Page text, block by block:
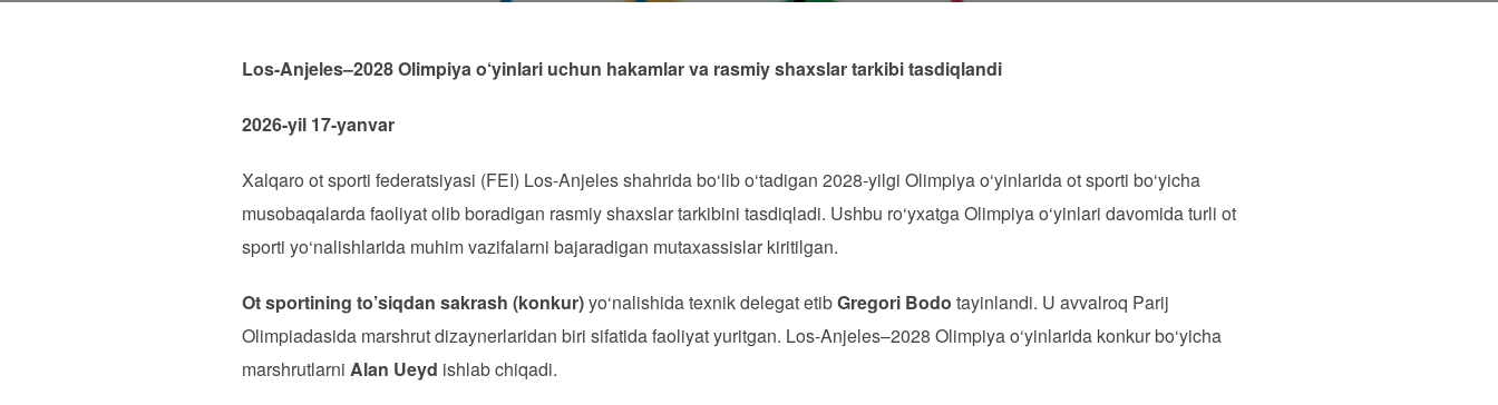
Los-Anjeles–2028 Olimpiya o‘yinlari uchun hakamlar va rasmiy shaxslar tarkibi tasdiqlandi
2026-yil 17-yanvar
Xalqaro ot sporti federatsiyasi (FEI) Los-Anjeles shahrida bo‘lib o‘tadigan 2028-yilgi Olimpiya o‘yinlarida ot sporti bo‘yicha
musobaqalarda faoliyat olib boradigan rasmiy shaxslar tarkibini tasdiqladi. Ushbu ro‘yxatga Olimpiya o‘yinlari davomida turli ot
sporti yo‘nalishlarida muhim vazifalarni bajaradigan mutaxassislar kiritilgan.
Ot sportining to’siqdan sakrash (konkur)yo‘nalishida texnik delegat etibGregori Bodo tayinlandi. U avvalroq Parij
Olimpiadasida marshrut dizaynerlaridan biri sifatida faoliyat yuritgan. Los-Anjeles–2028 Olimpiya o‘yinlarida konkur bo‘yicha
marshrutlarni Alan Ueyd ishlab chiqadi.